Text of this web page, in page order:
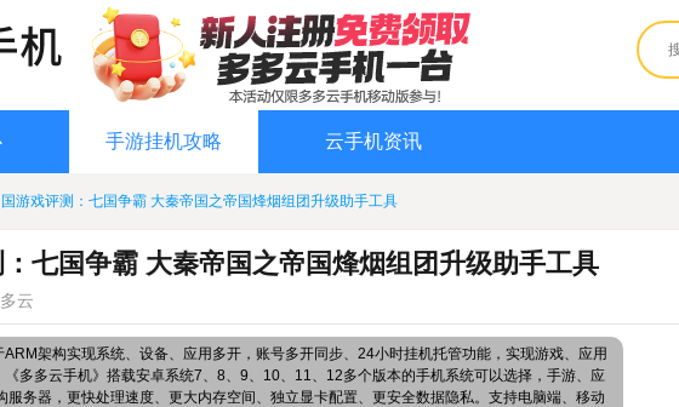
手游挂机攻略 云手机资讯
游戏评测：七国争霸 大秦帝国之帝国烽烟组团升级助手工具
七国争霸 大秦帝国之帝国烽烟组团升级助手工具
云
架构实现系统、设备、应用多开，账号多开同步、24小时挂机托管功能，实现游戏、应用
多多云手机》搭载安卓系统7、8、9、10、11、12多个版本的手机系统可以选择，手游、应
服务器，更快处理速度、更大内存空间、独立显卡配置、更安全数据隐私。支持电脑端、移动